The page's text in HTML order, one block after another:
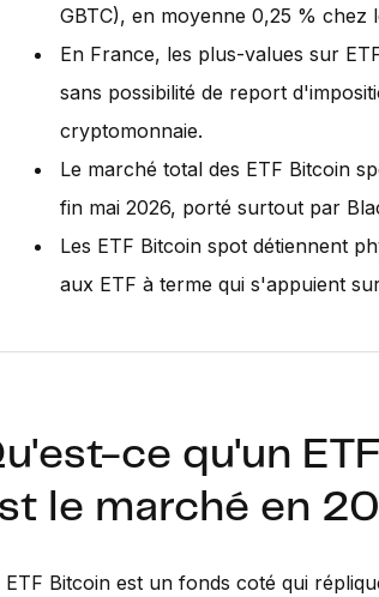
GBTC), en moyenne 0,25 % chez
En France, les plus-values sur
sans possibilité de report
cryptomonnaie.
Le marché total des ETF Bitcoin
fin mai 2026, porté surtout par
Les ETF Bitcoin spot détiennent
aux ETF à terme qui s'appuient
ce qu'un
le marché en
ETF Bitcoin est un fonds coté qui